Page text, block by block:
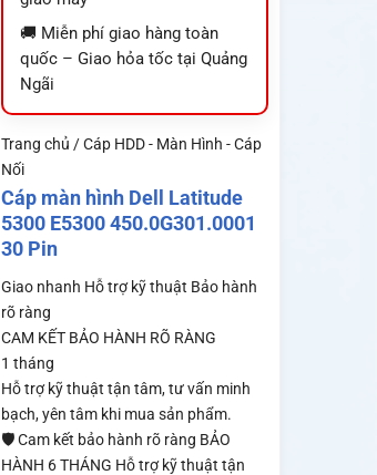
🚚 Miễn phí giao hàng toàn
quốc – Giao hỏa tốc tại Quảng
Ngãi
Trang chủ / Cáp HDD - Màn Hình - Cáp
Nối
Cáp màn hình Dell Latitude
5300 E5300 450.0G301.0001
30 Pin
Giao nhanh Hỗ trợ kỹ thuật Bảo hành
rõ ràng
CAM KẾT BẢO HÀNH RÕ RÀNG
1 tháng
Hỗ trợ kỹ thuật tận tâm, tư vấn minh
bạch, yên tâm khi mua sản phẩm.
🛡️ Cam kết bảo hành rõ ràng BẢO
HÀNH 6 THÁNG Hỗ trợ kỹ thuật tận